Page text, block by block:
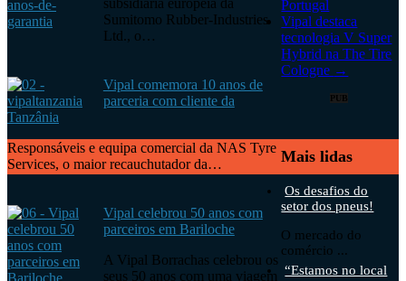
Sumitomo Rubber-Industries
Ltd., o…
Vipal comemora 10 anos de
parceria com cliente da
Tanzânia
Responsáveis e equipa comercial da NAS Tyre
Services, o maior recauchutador da…
Vipal celebrou 50 anos com
parceiros em Bariloche
A Vipal Borrachas celebrou os
seus 50 anos com uma viagem
Portugal
Vipal destaca
tecnologia V Super
Hybrid na The Tire
Cologne →
PUB
Mais lidas
Os desafios do
setor dos pneus!
O mercado do
comércio ...
“Estamos no local